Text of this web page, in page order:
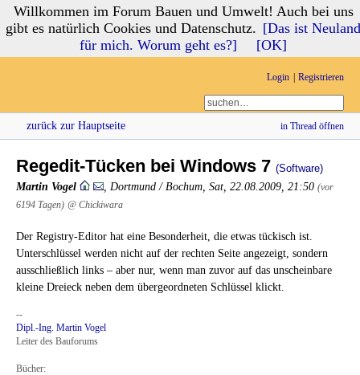
Forum Bauen und Umwelt
Login Registrieren
zurück zur Hauptseite in Thread öffnen
Regedit-Tücken bei Windows 7 (Software)
Martin Vogel Dortmund / Bochum Sat, 22.08.2009, 21:50 (vor
6194 Tagen) @ Chickiwara
Der Registry-Editor hat eine Besonderheit, die etwas tückisch ist.
Unterschlüssel werden nicht auf der rechten Seite angezeigt, sondern
ausschließlich links – aber nur, wenn man zuvor auf das unscheinbare
kleine Dreieck neben dem übergeordneten Schlüssel klickt.
--
Dipl.-Ing. Martin Vogel
Leiter des Bauforums
Bücher:
Willkommen im Forum Bauen und Umwelt! Auch bei uns
gibt es natürlich Cookies und Datenschutz. [Das ist Neuland
für mich. Worum geht es?]
[OK]